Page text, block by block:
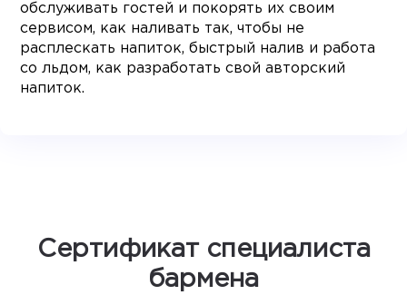
обслуживать гостей и покорять их своим
сервисом, как наливать так, чтобы не
расплескать напиток, быстрый налив и работа
со льдом, как разработать свой авторский
напиток.
Сертификат специалиста
бармена